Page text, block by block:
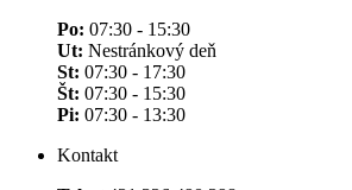
Po: 07:30 - 15:30
Ut: Nestránkový deň
St: 07:30 - 17:30
Št: 07:30 - 15:30
Pi: 07:30 - 13:30
Kontakt